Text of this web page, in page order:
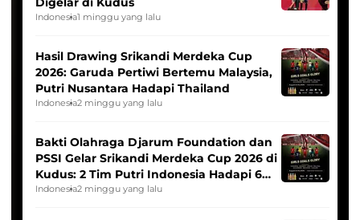
Indonesia1 minggu yang lalu
Hasil Drawing Srikandi Merdeka Cup
2026: Garuda Pertiwi Bertemu Malaysia,
Putri Nusantara Hadapi Thailand
Indonesia2 minggu yang lalu
Bakti Olahraga Djarum Foundation dan
PSSI Gelar Srikandi Merdeka Cup 2026 di
Kudus: 2 Tim Putri Indonesia Hadapi 6
Tim Asia
Indonesia2 minggu yang lalu